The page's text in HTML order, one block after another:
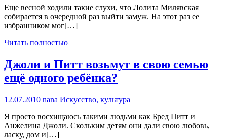
Еще весной ходили такие слухи, что Лолита Милявская
собирается в очередной раз выйти замуж. На этот раз ее
избранником мог[…]
Читать полностью
Джоли и Питт возьмут в свою семью
ещё одного ребёнка?
12.07.2010 nana Искусство, культура
Я просто восхищаюсь такими людьми как Бред Питт и
Анжелина Джоли. Скольким детям они дали свою любовь,
ласку, дом и[…]